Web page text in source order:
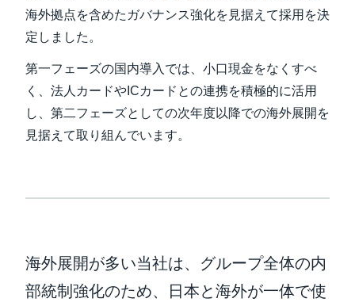
海外拠点を含めたガバナンス強化を見据えて採用を決
定しました。
第一フェーズの国内導入では、小口現金をなくすべ
く、法人カードやICカードとの連携を積極的に活用
し、第二フェーズとしての次年度以降での海外展開を
見据えて取り組んでいます。
海外展開が多い当社は、グループ全体の内
部統制強化のため、日本と海外が一体で使